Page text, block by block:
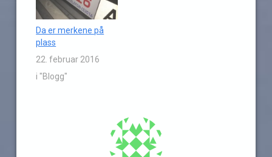
Da er merkene på
plass
22. februar 2016
i "Blogg"